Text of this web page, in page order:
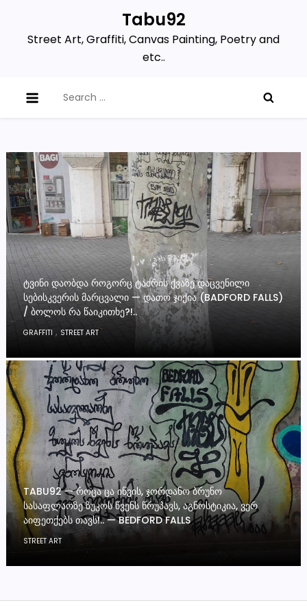
content
Tabu92
Street Art, Graffiti, Canvas Painting, Poetry and
etc..
for:
ᲢᲕᲘᲜᲘ ᲓᲐᲝᲑᲓᲐ ᲠᲝᲒᲝᲠᲪ ᲢᲐᲫᲠᲘᲡ ᲥᲕᲐᲖᲔ ᲓᲐᲪᲕᲔᲜᲘᲚᲘ
ᲡᲔᲑᲘᲡᲙᲕᲔᲠᲘᲡ ᲛᲐᲠᲪᲕᲐᲚᲘ — ᲓᲐᲗᲝ ᲯᲘᲥᲘᲐ (BADFORD FALLS)
/ ᲑᲝᲚᲝᲡ ᲠᲐ ᲬᲐᲘᲙᲘᲗᲮᲔ?!..
GRAFFITI , STREET ART
TABU92 — ᲠᲝᲪᲐ ᲪᲐ ᲘᲬᲕᲘᲡ, ᲯᲝᲠᲓᲐᲜᲝ ᲑᲠᲣᲜᲝ
ᲡᲐᲡᲐᲤᲚᲐᲝᲖᲔ ᲖᲣᲙᲝᲡ ᲬᲕᲔᲜᲡ ᲬᲠᲣᲞᲐᲕᲡ, ᲐᲒᲜᲝᲡᲢᲘᲙᲘᲐ, ᲕᲔᲠ
ᲐᲘᲤᲔᲗᲥᲔᲑᲡ ᲗᲐᲕᲡ!.. — BEDFORD FALLS
STREET ART